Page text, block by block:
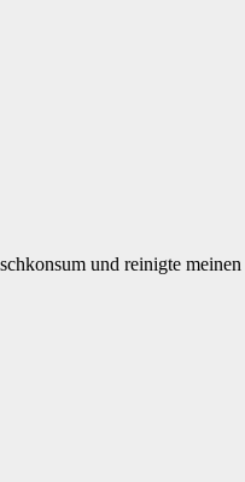
und reinigte